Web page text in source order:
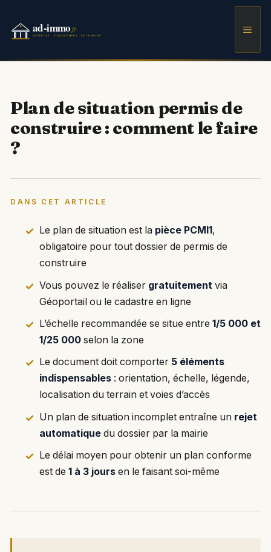
contenu
Plan de situation permis de
construire : comment le faire
?
DANS CET ARTICLE
Le plan de situation est la pièce PCMI1 ,
obligatoire pour tout dossier de permis de
construire
Vous pouvez le réaliser gratuitement via
Géoportail ou le cadastre en ligne
L’échelle recommandée se situe entre 1/5 000 et
1/25 000selon la zone
Le document doit comporter 5 éléments
indispensables: orientation, échelle, légende,
localisation du terrain et voies d’accès
Un plan de situation incomplet entraîne un rejet
automatiquedu dossier par la mairie
Le délai moyen pour obtenir un plan conforme
est de 1 à 3 joursen le faisant soi-même